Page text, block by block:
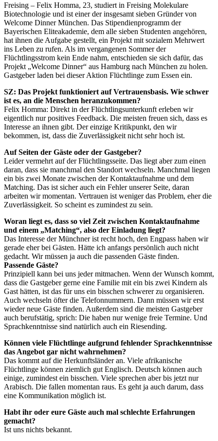
Freising – Felix Homma, 23, studiert in Freising Molekulare
Biotechnologie und ist einer der insgesamt sieben Gründer von
Welcome Dinner München. Das Stipendienprogramm der
Bayerischen Eliteakademie, dem alle sieben Studenten angehören,
hat ihnen die Aufgabe gestellt, ein Projekt mit sozialem Mehrwert
ins Leben zu rufen. Als im vergangenen Sommer der
Flüchtlingsstrom kein Ende nahm, entschieden sie sich dafür, das
Projekt „Welcome Dinner“ aus Hamburg nach München zu holen.
Gastgeber laden bei dieser Aktion Flüchtlinge zum Essen ein.
SZ: Das Projekt funktioniert auf Vertrauensbasis. Wie schwer
ist es, an die Menschen heranzukommen?
Felix Homma: Direkt in der Flüchtlingsunterkunft erleben wir
eigentlich nur positives Feedback. Die meisten freuen sich, dass es
Interesse an ihnen gibt. Der einzige Kritikpunkt, den wir
bekommen, ist, dass die Zuverlässigkeit nicht sehr hoch ist.
Auf Seiten der Gäste oder der Gastgeber?
Leider vermehrt auf der Flüchtlingsseite. Das liegt aber zum einen
daran, dass sie manchmal den Standort wechseln. Manchmal liegen
ein bis zwei Monate zwischen der Kontaktaufnahme und dem
Matching. Das ist sicher auch ein Fehler unserer Seite, daran
arbeiten wir momentan. Vertrauen ist weniger das Problem, eher die
Zuverlässigkeit. So scheint es zumindest zu sein.
Woran liegt es, dass so viel Zeit zwischen Kontaktaufnahme
und einem „Matching“, also der Einladung liegt?
Das Interesse der Münchner ist recht hoch, den Engpass haben wir
gerade eher bei Gästen. Hätte ich anfangs persönlich auch nicht
gedacht. Wir müssen ja auch die passenden Gäste finden.
Passende Gäste?
Prinzipiell kann bei uns jeder mitmachen. Wenn der Wunsch kommt,
dass die Gastgeber gerne eine Familie mit ein bis zwei Kindern als
Gast hätten, ist das für uns ein bisschen schwerer zu organisieren.
Auch wechseln öfter die Telefonnummern. Dann müssen wir erst
wieder neue Gäste finden. Außerdem sind die meisten Gastgeber
auch berufstätig, sprich: Die haben nur wenige freie Termine. Und
Sprachkenntnisse sind natürlich auch ein Riesending.
Können viele Flüchtlinge aufgrund fehlender Sprachkenntnisse
das Angebot gar nicht wahrnehmen?
Das kommt auf die Herkunftsländer an. Viele afrikanische
Flüchtlinge können ziemlich gut Englisch. Deutsch können auch
einige, zumindest ein bisschen. Viele sprechen aber bis jetzt nur
Arabisch. Die fallen momentan raus. Es geht ja auch darum, dass
eine Kommunikation möglich ist.
Habt ihr oder eure Gäste auch mal schlechte Erfahrungen
gemacht?
Ist uns nichts bekannt.